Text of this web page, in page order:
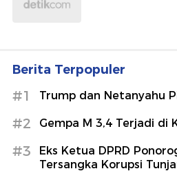
Berita Terpopuler
#1 Trump dan Netanyahu
#2 Gempa M 3,4 Terjadi di
#3
Eks Ketua DPRD
Tersangka Korupsi